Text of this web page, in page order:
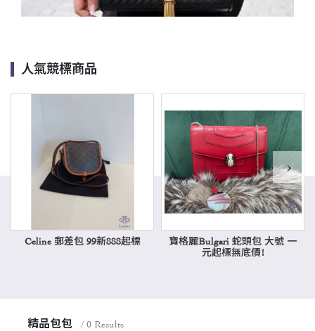
人氣競標商品
Celine 郵差包 99新888起標
寶格麗Bulgari 蛇頭包 大號 一
元起標無底價!
›
精品包包
/ 0 Results